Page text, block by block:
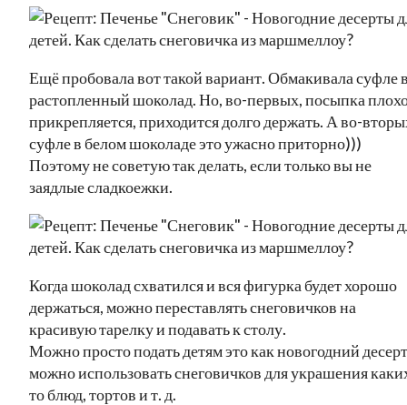
Ещё пробовала вот такой вариант. Обмакивала суфле
растопленный шоколад. Но, во-первых, посыпка
прикрепляется, приходится долго держать. А во-
суфле в белом шоколаде это ужасно приторно)))
Поэтому не советую так делать, если только вы не
заядлые сладкоежки.
Когда шоколад схватился и вся фигурка будет хорошо
держаться, можно переставлять снеговичков на
красивую тарелку и подавать к столу.
Можно просто подать детям это как новогодний
можно использовать снеговичков для украшения
то блюд, тортов и т. д.